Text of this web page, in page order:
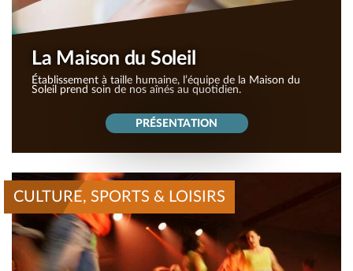
La Maison du Soleil
Établissement à taille humaine, l’équipe de la Maison du
Soleil prend soin de nos aînés au quotidien.
PRÉSENTATION
CULTURE, SPORTS & LOISIRS